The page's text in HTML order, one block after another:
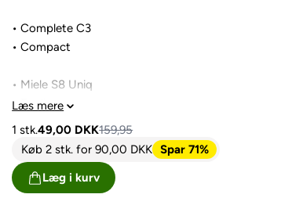
• Complete C3
• Compact
• Miele S8 Uniq
• Ecoline
• Cat & Dog
S 4000 til S 4999
S 5000 til S 5999
S 6000 til S 6999
Læs mere
1 stk.49,00 DKK159,95
Køb 2 stk. for90,00 DKK Spar 71%
Læg i kurv